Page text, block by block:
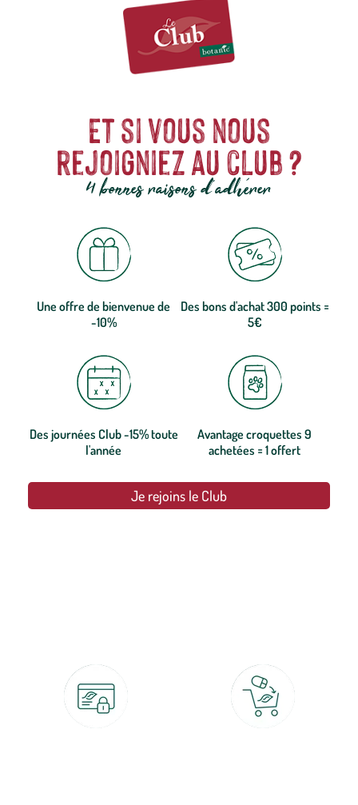
Et si vous nous
rejoigniez au club ?
4 bonnes raisons d'adhérer
Une offre de bienvenue de
-10%
Des bons d'achat 300 points =
5€
Des journées Club -15% toute
l'année
Avantage croquettes 9
achetées = 1 offert
Je rejoins le Club